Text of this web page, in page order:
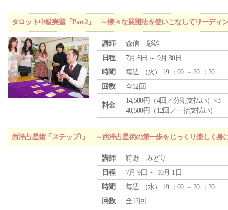
タロット中級実習「Part2」 ～様々な展開法を使いこなしてリーディ
講師
森信 彰雄
日程
7月 8日 ～ 9月 30日
時間
毎週 （火 ） 19 ：00 ～ 20 ：20
回数
全12回
料金
14,580円（4回／分割支払い）×3
40,500円（12回／一括支払い）
西洋占星術「ステップ1」 ～西洋占星術の第一歩をじっくり楽しく身
講師
狩野 みどり
日程
7月 9日 ～ 10月 1日
時間
毎週 （水） 19 ：00 ～ 20 ：20
回数
全12回